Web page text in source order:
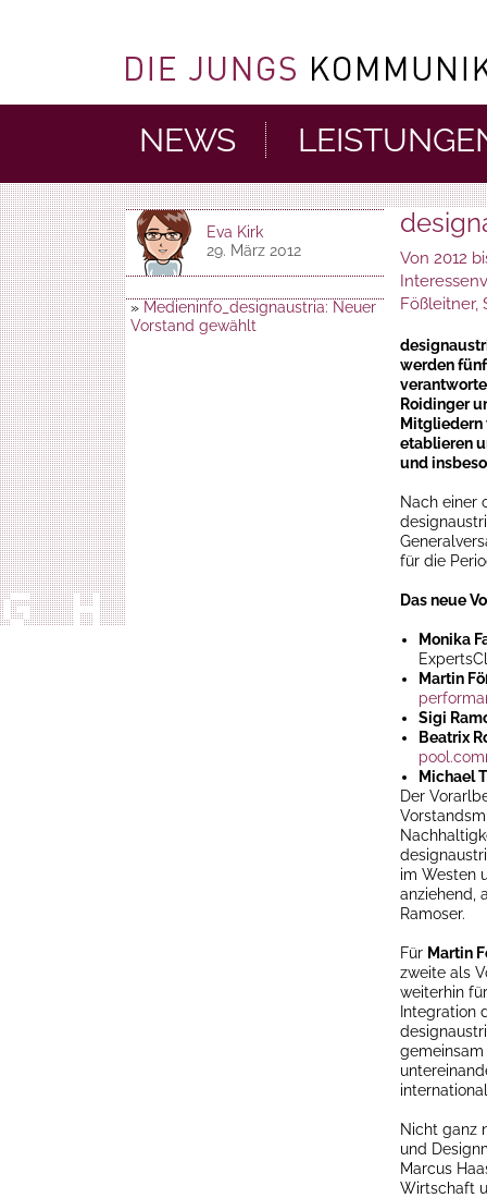
NEWS
Eva Kirk
29. März 2012
» Medieninfo_designaustria: Neuer
Vorstand gewählt
Von 2012
Fößleitner,
werden
Roidinger
Mitgliedern
etablieren
und
Nach einer
für die
Das neue
Monika
Martin
Sigi
Beatrix
Michael
Der
im Westen
anziehend,
Ramoser.
Für Martin
zweite als
weiterhin
Integration
Nicht ganz
und
Marcus
Wirtschaft